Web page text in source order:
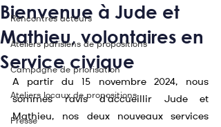
Rencontres acteurs
Ateliers parisiens de propositions
Campagne de priorisation
Ateliers locaux de propositions
Presse
Bienvenue à Jude et
Mathieu, volontaires en
Service civique
A partir du 15 novembre 2024, nous
sommes ravis d'accueillir Jude et
Mathieu, nos deux nouveaux services